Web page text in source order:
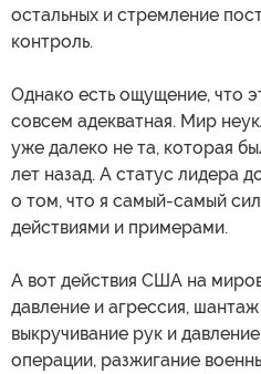
остальных и стремление
контроль.
Однако есть ощущение, что
совсем адекватная. Мир
уже далеко не та, которая
лет назад. А статус лидера
о том, что я самый-самый
действиями и примерами.
А вот действия США на
давление и агрессия,
выкручивание рук и
операции, разжигание